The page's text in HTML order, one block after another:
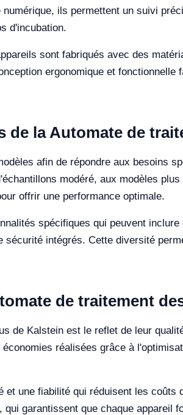
ils permettent un suivi
d'incubation.
sont fabriqués avec des
ergonomique et
de la Automate de
afin de répondre aux besoins
modéré, aux modèles
offrir une performance optimale.
spécifiques qui peuvent
intégrés. Cette diversité
de traitement
de Kalstein est le reflet de leur
réalisées grâce à
et une fiabilité qui réduisent les
garantissent que chaque appareil